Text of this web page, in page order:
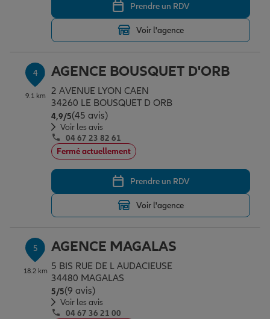
Tous nos devis d'assurance Prendre un RDV
Voir l'agence
4
9.1 km
AGENCE BOUSQUET D'ORB
2 AVENUE LYON CAEN
34260 LE BOUSQUET D ORB
4,9/5Note de 4.9 sur 5
(45 avis)
Voir les avis
04 67 23 82 61
Fermé actuellement
Prendre un RDV
Voir l'agence
5
18.2 km
AGENCE MAGALAS
5 BIS RUE DE L AUDACIEUSE
34480 MAGALAS
5/5Note de 5 sur 5
(9 avis)
Voir les avis
04 67 36 21 00